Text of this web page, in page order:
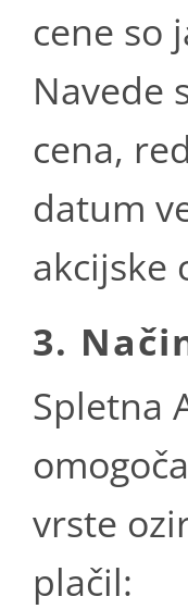
cene so
Navede
cena,
datum
akcijske
3.
Spletna
vrste
plačil: